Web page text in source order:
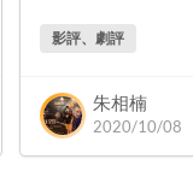
影評、劇評
朱相楠
2020/10/08